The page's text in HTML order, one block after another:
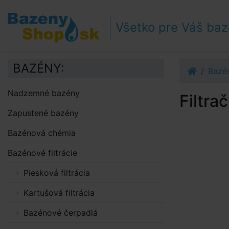
Prejsť na obsah
Prejsť k bočnému stĺpci
Klávesové skratky
Všetko pre Váš
BAZÉNY:
Nadzemné bazény
Zapustené bazény
Bazénová chémia
Bazénové filtrácie
Piesková filtrácia
Kartušová filtrácia
Bazénové čerpadlá